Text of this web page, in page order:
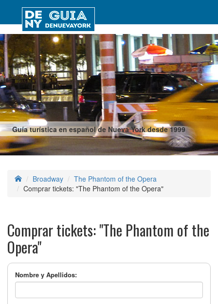
Guía turística en español de Nueva York desde 1999
Broadway
The Phantom of the Opera
Comprar tickets: "The Phantom of the Opera"
Comprar tickets: "The Phantom of the
Opera"
Nombre y Apellidos: